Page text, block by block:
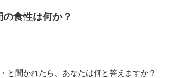
の食性は何か？
・と聞かれたら、あなたは何と答えますか？